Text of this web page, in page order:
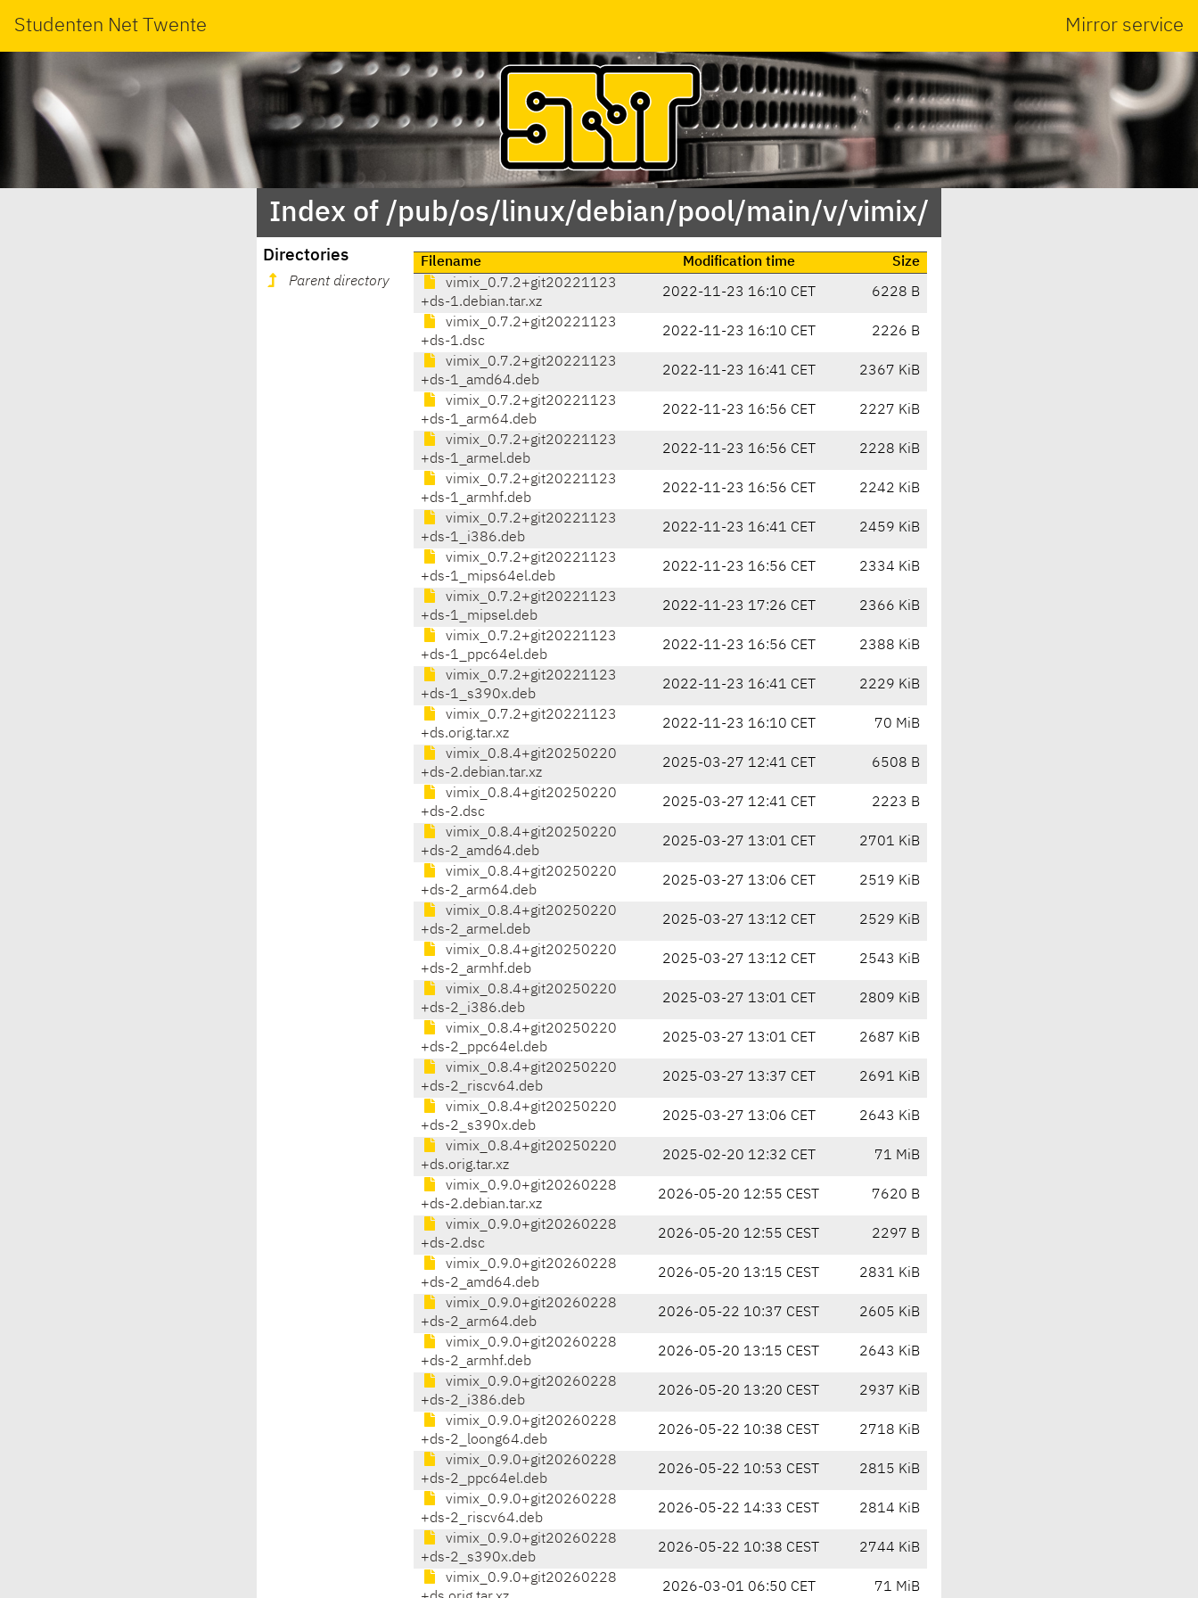
Studenten Net Twente Mirror service
Index of /pub/os/linux/debian/pool/main/v/vimix/
Directories
Parent directory
Filename Modification time
Size
vimix_0.7.2+git20221123
+ds-1.debian.tar.xz
2022-11-23 16:10 CET 6228 B
vimix_0.7.2+git20221123
+ds-1.dsc
2022-11-23 16:10 CET 2226 B
vimix_0.7.2+git20221123
+ds-1_amd64.deb
2022-11-23 16:41 CET 2367 KiB
vimix_0.7.2+git20221123
+ds-1_arm64.deb
2022-11-23 16:56 CET 2227 KiB
vimix_0.7.2+git20221123
+ds-1_armel.deb
2022-11-23 16:56 CET 2228 KiB
vimix_0.7.2+git20221123
+ds-1_armhf.deb
2022-11-23 16:56 CET 2242 KiB
vimix_0.7.2+git20221123
+ds-1_i386.deb
2022-11-23 16:41 CET 2459 KiB
vimix_0.7.2+git20221123
+ds-1_mips64el.deb
2022-11-23 16:56 CET 2334 KiB
vimix_0.7.2+git20221123
+ds-1_mipsel.deb
2022-11-23 17:26 CET 2366 KiB
vimix_0.7.2+git20221123
+ds-1_ppc64el.deb
2022-11-23 16:56 CET 2388 KiB
vimix_0.7.2+git20221123
+ds-1_s390x.deb
2022-11-23 16:41 CET 2229 KiB
vimix_0.7.2+git20221123
+ds.orig.tar.xz
2022-11-23 16:10 CET 70 MiB
vimix_0.8.4+git20250220
+ds-2.debian.tar.xz
2025-03-27 12:41 CET 6508 B
vimix_0.8.4+git20250220
+ds-2.dsc
2025-03-27 12:41 CET 2223 B
vimix_0.8.4+git20250220
+ds-2_amd64.deb
2025-03-27 13:01 CET 2701 KiB
vimix_0.8.4+git20250220
+ds-2_arm64.deb
2025-03-27 13:06 CET 2519 KiB
vimix_0.8.4+git20250220
+ds-2_armel.deb
2025-03-27 13:12 CET 2529 KiB
vimix_0.8.4+git20250220
+ds-2_armhf.deb
2025-03-27 13:12 CET 2543 KiB
vimix_0.8.4+git20250220
+ds-2_i386.deb
2025-03-27 13:01 CET 2809 KiB
vimix_0.8.4+git20250220
+ds-2_ppc64el.deb
2025-03-27 13:01 CET 2687 KiB
vimix_0.8.4+git20250220
+ds-2_riscv64.deb
2025-03-27 13:37 CET 2691 KiB
vimix_0.8.4+git20250220
+ds-2_s390x.deb
2025-03-27 13:06 CET 2643 KiB
vimix_0.8.4+git20250220
+ds.orig.tar.xz
2025-02-20 12:32 CET 71 MiB
vimix_0.9.0+git20260228
+ds-2.debian.tar.xz
2026-05-20 12:55 CEST 7620 B
vimix_0.9.0+git20260228
+ds-2.dsc
2026-05-20 12:55 CEST 2297 B
vimix_0.9.0+git20260228
+ds-2_amd64.deb
2026-05-20 13:15 CEST 2831 KiB
vimix_0.9.0+git20260228
+ds-2_arm64.deb
2026-05-22 10:37 CEST 2605 KiB
vimix_0.9.0+git20260228
+ds-2_armhf.deb
2026-05-20 13:15 CEST 2643 KiB
vimix_0.9.0+git20260228
+ds-2_i386.deb
2026-05-20 13:20 CEST 2937 KiB
vimix_0.9.0+git20260228
+ds-2_loong64.deb
2026-05-22 10:38 CEST 2718 KiB
vimix_0.9.0+git20260228
+ds-2_ppc64el.deb
2026-05-22 10:53 CEST 2815 KiB
vimix_0.9.0+git20260228
+ds-2_riscv64.deb
2026-05-22 14:33 CEST 2814 KiB
vimix_0.9.0+git20260228
+ds-2_s390x.deb
2026-05-22 10:38 CEST 2744 KiB
vimix_0.9.0+git20260228
2026-03-01 06:50 CET 71 MiB